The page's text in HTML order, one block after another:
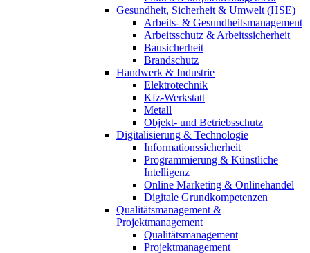
Gesundheit, Sicherheit & Umwelt (HSE)
Arbeits- & Gesundheitsmanagement
Arbeitsschutz & Arbeitssicherheit
Bausicherheit
Brandschutz
Handwerk & Industrie
Elektrotechnik
Kfz-Werkstatt
Metall
Objekt- und Betriebsschutz
Digitalisierung & Technologie
Informationssicherheit
Programmierung & Künstliche
Intelligenz
Online Marketing & Onlinehandel
Digitale Grundkompetenzen
Qualitätsmanagement &
Projektmanagement
Qualitätsmanagement
Projektmanagement